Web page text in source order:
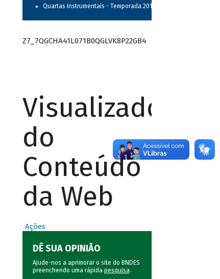
Quartas Instrumentais - Temporada 2017
Z7_7QGCHA41L071B0QGLVK8P22GB4
Visualizador
do
Conteúdo
da Web
Ações
DÊ SUA OPINIÃO
Ajude-nos a aprimorar o site do BNDES
preenchendo uma rápida pesquisa.